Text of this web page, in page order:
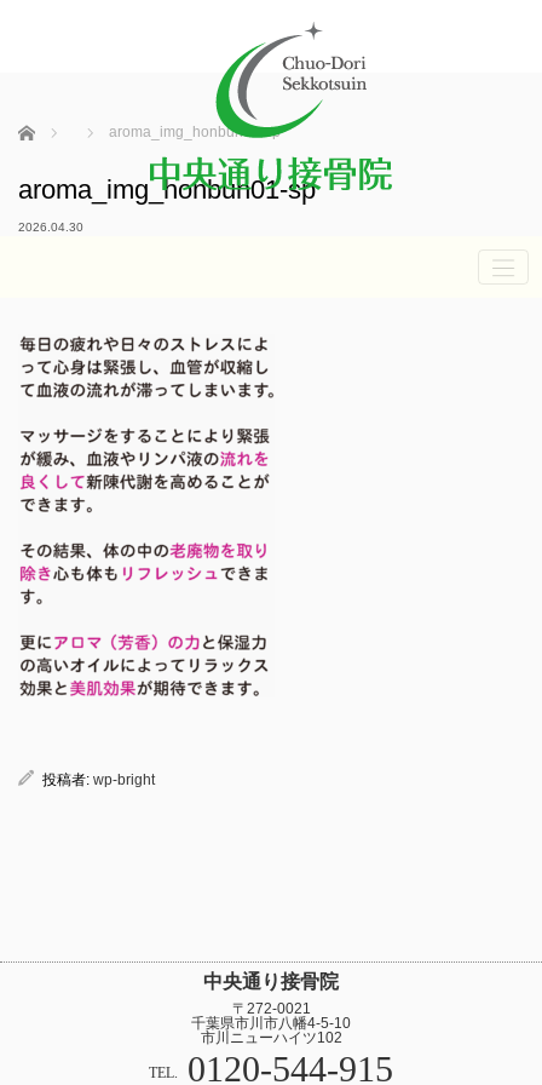
ホーム aroma_img_honbun01-sp
aroma_img_honbun01-sp
2026.04.30
投稿者: wp-bright
中央通り接骨院
〒272-0021
千葉県市川市八幡4-5-10
市川ニューハイツ102
TEL. 0120-544-915